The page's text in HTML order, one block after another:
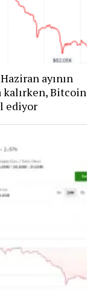
ayının
kalırken, Bitcoin
ediyor